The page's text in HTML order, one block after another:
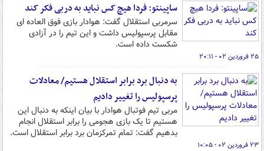
ساپینتو: فردا هیچ کس نباید به دربی فکر کند
سرمربی استقلال گفت: هوادار بازی فوق العاده ای
مقابل پرسپولیس داشت و این تیم را در آزادی
شکست داده است.
۲۵ فروردین ۰۲ - ۲۰:۱۱
به دنبال برد برابر استقلال هستیم/ معادلات
پرسپولیس را تغییر دادیم
مربی تیم فوتبال هوادار با بیان اینکه به دنبال این
هستیم تا یک بازی هجومی را برابر استقلال انجام
بدهیم گفت: تمام تمرکزمان برد برابر استقلال است.
۲۳ فروردین ۰۲ - ۱۰:۰۵